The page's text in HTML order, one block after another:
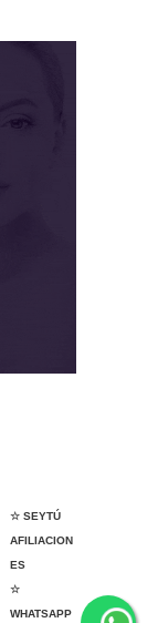
☆ SEYTÚ
AFILIACION
ES
☆
WHATSAPP